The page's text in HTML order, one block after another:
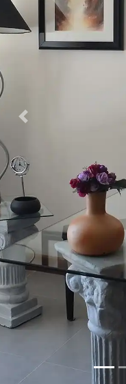
Previous